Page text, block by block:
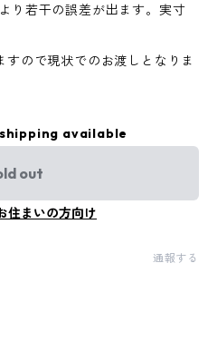
り若干の誤差が出ます。実寸
ので現状でのお渡しとなりま
available
out
住まいの方向け
通報する